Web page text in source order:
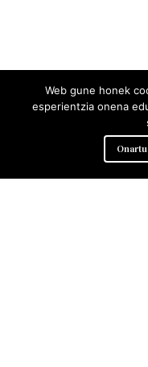
Web gune honek
esperientzia onena
Onartu